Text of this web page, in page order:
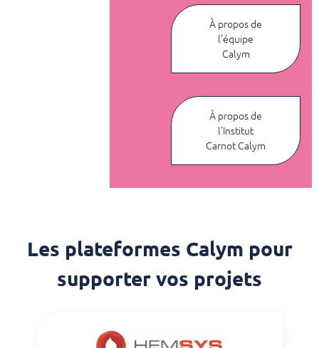
À propos de
l’équipe
Calym
À propos de
l’Institut
Carnot Calym
Les plateformes Calym pour
supporter vos projets